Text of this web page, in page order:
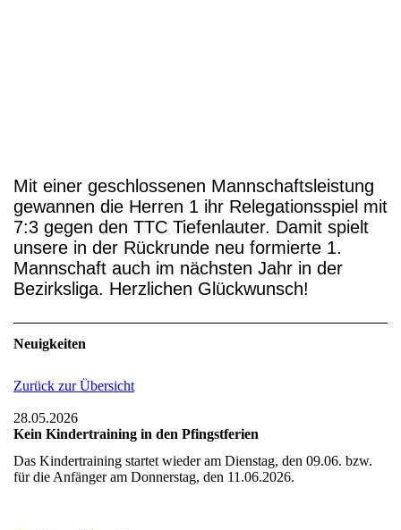
Mit einer geschlossenen Mannschaftsleistung
gewannen die Herren 1 ihr Relegationsspiel mit
7:3 gegen den TTC Tiefenlauter. Damit spielt
unsere in der Rückrunde neu formierte 1.
Mannschaft auch im nächsten Jahr in der
Bezirksliga. Herzlichen Glückwunsch!
Neuigkeiten
Zurück zur Übersicht
28.05.2026
Kein Kindertraining in den Pfingstferien
Das Kindertraining startet wieder am Dienstag, den 09.06. bzw.
für die Anfänger am Donnerstag, den 11.06.2026.